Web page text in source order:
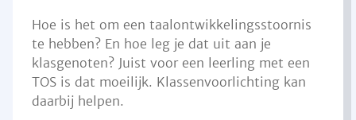
Hoe is het om een taalontwikkelingsstoornis
te hebben? En hoe leg je dat uit aan je
klasgenoten? Juist voor een leerling met een
TOS is dat moeilijk. Klassenvoorlichting kan
daarbij helpen.